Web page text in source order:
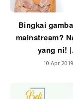
Lahar
Bingkai
mainstream?
yang ni!
10 Apr 2019